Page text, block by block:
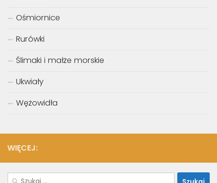
Ośmiornice
Rurówki
Ślimaki i małże morskie
Ukwiały
Wężowidła
WIĘCEJ:
Szukaj: